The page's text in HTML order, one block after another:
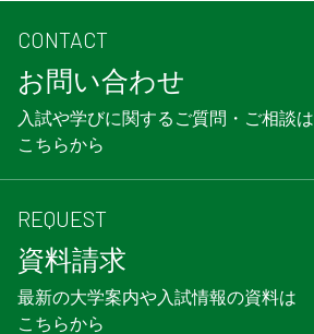
CONTACT
お問い合わせ
入試や学びに関するご質問・ご相談は
こちらから
REQUEST
資料請求
最新の大学案内や入試情報の資料は
こちらから